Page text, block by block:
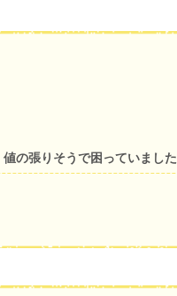
張りそうで困っていました